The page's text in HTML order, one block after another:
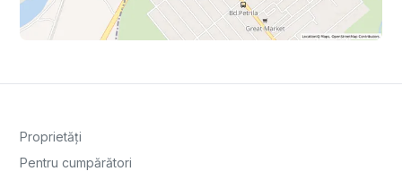
Proprietăți
Pentru cumpărători